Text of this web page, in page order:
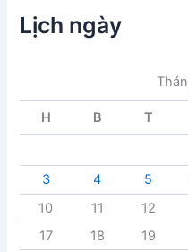
c
b
i
Lịch ngày
H B T
3
4 5
10
11 12
17
18 19